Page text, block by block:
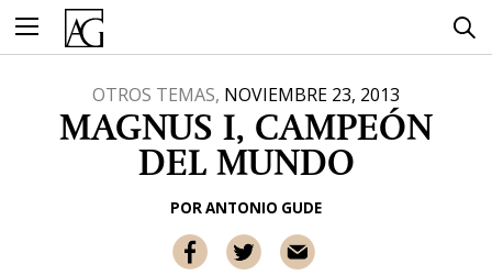
contenido
OTROS TEMAS, NOVIEMBRE 23, 2013
MAGNUS I, CAMPEÓN
DEL MUNDO
PORANTONIO GUDE